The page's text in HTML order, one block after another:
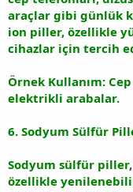
araçlar gibi günlük
ion piller, özellikle
cihazlar için tercih
Örnek Kullanım:
elektrikli arabalar.
6. Sodyum Sülfür
Sodyum sülfür
özellikle